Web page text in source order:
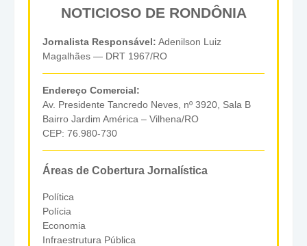
NOTICIOSO DE RONDÔNIA
Jornalista Responsável: Adenilson Luiz
Magalhães — DRT 1967/RO
Endereço Comercial:
Av. Presidente Tancredo Neves, nº 3920, Sala B
Bairro Jardim América – Vilhena/RO
CEP: 76.980-730
Áreas de Cobertura Jornalística
Política
Polícia
Economia
Infraestrutura Pública